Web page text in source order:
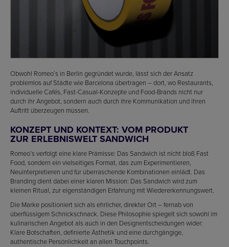
Obwohl Romeo’s in Berlin gegründet wurde, lässt sich der Ansatz
problemlos auf Städte wie Barcelona übertragen – dort, wo Restaurants,
individuelle Cafés, Fast-Casual-Konzepte und Food-Brands nicht nur
durch ihr Angebot, sondern auch durch ihre Kommunikation und ihren
Auftritt überzeugen müssen.
KONZEPT UND KONTEXT: VOM PRODUKT
ZUR ERLEBNISWELT SANDWICH
Romeo’s verfolgt eine klare Prämisse: Das Sandwich ist nicht bloß Fast
Food, sondern ein vielseitiges Format, das zum Experimentieren,
Neuinterpretieren und für überraschende Kombinationen einlädt. Das
Branding dient dabei einer klaren Mission: Das Sandwich wird zum
kleinen Ritual, zur eigenständigen Erfahrung mit Wiedererkennungswert.
Die Marke positioniert sich als ehrlicher, direkter Ort – fernab von
überflüssigem Schnickschnack. Diese Philosophie spiegelt sich sowohl im
kulinarischen Angebot als auch in den Designentscheidungen wider:
Klare Botschaften, definierte Ästhetik und eine durchgängige,
authentische Persönlichkeit an allen Touchpoints.